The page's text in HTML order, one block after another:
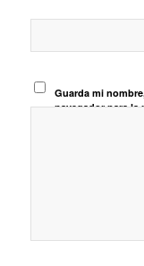
Guarda mi
navegador para la